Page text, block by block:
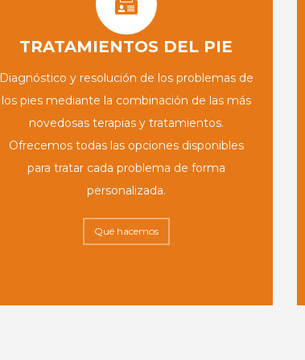
TRATAMIENTOS DEL PIE
Diagnóstico y resolución de los problemas de
los pies mediante la combinación de las más
novedosas terapias y tratamientos.
Ofrecemos todas las opciones disponibles
para tratar cada problema de forma
personalizada.
Qué hacemos